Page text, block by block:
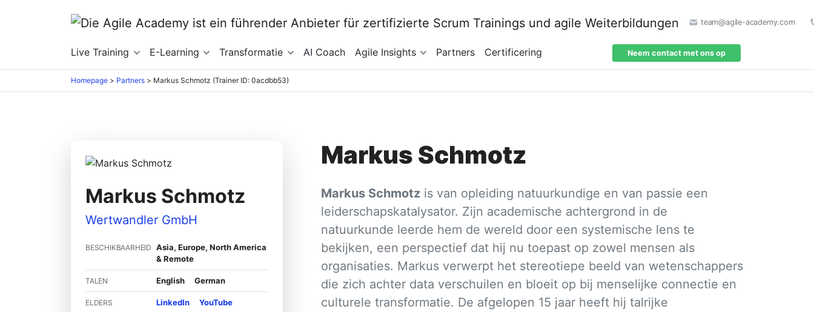
team@agile-academy.com
Live Training E-Learning Transformatie AI Coach Agile Insights Partners Certificering Neem contact met ons op
Homepage > Partners > Markus Schmotz (Trainer ID: 0acdbb53)
Markus Schmotz
Wertwandler GmbH
BESCHIKBAARHEID Asia, Europe, North America
& Remote
TALEN English German
ELDERS LinkedIn YouTube
Markus Schmotz
Markus Schmotz is van opleiding natuurkundige en van passie een
leiderschapskatalysator. Zijn academische achtergrond in de
natuurkunde leerde hem de wereld door een systemische lens te
bekijken, een perspectief dat hij nu toepast op zowel mensen als
organisaties. Markus verwerpt het stereotiepe beeld van wetenschappers
die zich achter data verschuilen en bloeit op bij menselijke connectie en
culturele transformatie. De afgelopen 15 jaar heeft hij talrijke